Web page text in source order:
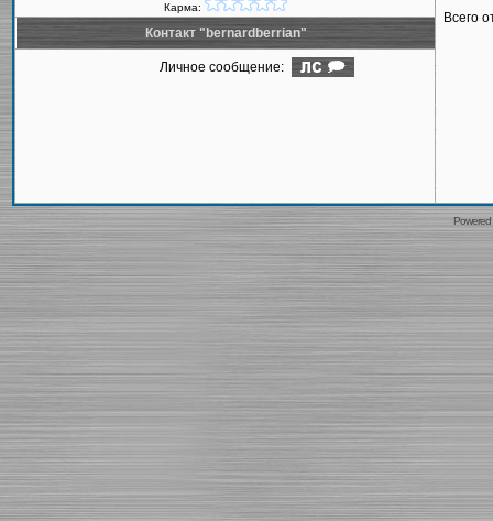
Карма:
Всего
Контакт "bernardberrian"
Личное сообщение: